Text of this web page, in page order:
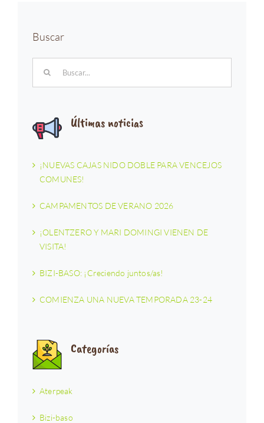
Buscar
Últimas noticias
¡NUEVAS CAJAS NIDO DOBLE PARA VENCEJOS
COMUNES!
CAMPAMENTOS DE VERANO 2026
¡OLENTZERO Y MARI DOMINGI VIENEN DE
VISITA!
BIZI-BASO: ¡Creciendo juntos/as!
COMIENZA UNA NUEVA TEMPORADA 23-24
Categorías
Aterpeak
Bizi-baso